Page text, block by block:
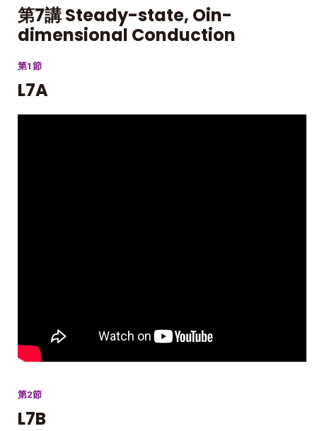
第7講 Steady-state, Oin-
dimensional Conduction
第1節
L7A
第2節
L7B